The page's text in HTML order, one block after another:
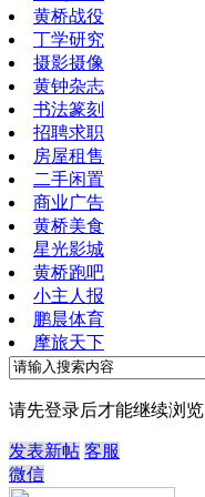
黄桥战役
丁学研究
摄影摄像
黄钟杂志
书法篆刻
招聘求职
房屋租售
二手闲置
商业广告
黄桥美食
星光影城
黄桥跑吧
小主人报
鹏晨体育
摩旅天下
请先登录后才能继续浏览
发表新帖 客服
微信